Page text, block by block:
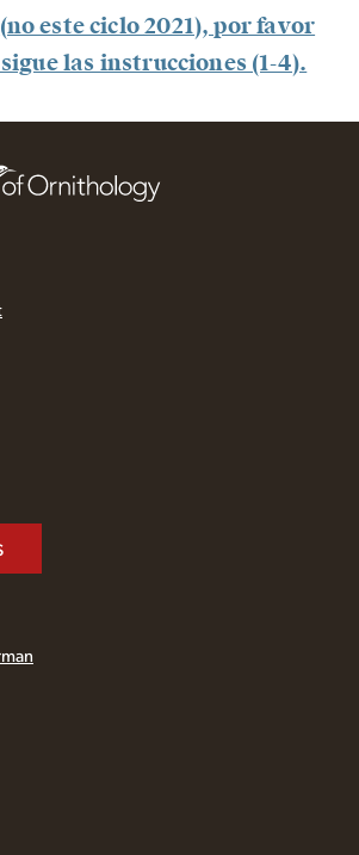
este ciclo 2021), por favor
las instrucciones (1-4).